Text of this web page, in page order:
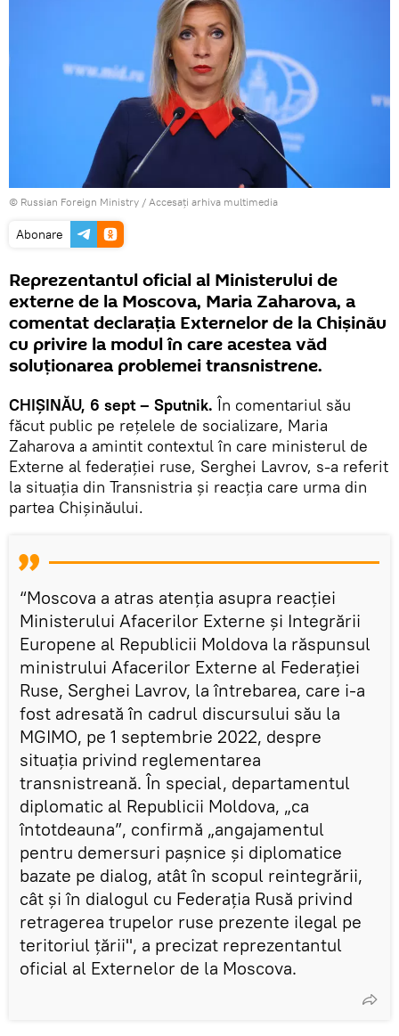
© Russian Foreign Ministry / Accesați arhiva multimedia
Abonare
Reprezentantul oficial al Ministerului de
externe de la Moscova, Maria Zaharova, a
comentat declarația Externelor de la Chișinău
cu privire la modul în care acestea văd
soluționarea problemei transnistrene.
CHIȘINĂU, 6 sept – Sputnik. În comentariul său
făcut public pe rețelele de socializare, Maria
Zaharova a amintit contextul în care ministerul de
Externe al federației ruse, Serghei Lavrov, s-a referit
la situația din Transnistria și reacția care urma din
partea Chișinăului.
“Moscova a atras atenția asupra reacției
Ministerului Afacerilor Externe și Integrării
Europene al Republicii Moldova la răspunsul
ministrului Afacerilor Externe al Federației
Ruse, Serghei Lavrov, la întrebarea, care i-a
fost adresată în cadrul discursului său la
MGIMO, pe 1 septembrie 2022, despre
situația privind reglementarea
transnistreană. În special, departamentul
diplomatic al Republicii Moldova, „ca
întotdeauna”, confirmă „angajamentul
pentru demersuri pașnice și diplomatice
bazate pe dialog, atât în ​​scopul reintegrării,
cât și în dialogul cu Federația Rusă privind
retragerea trupelor ruse prezente ilegal pe
teritoriul țării", a precizat reprezentantul
oficial al Externelor de la Moscova.